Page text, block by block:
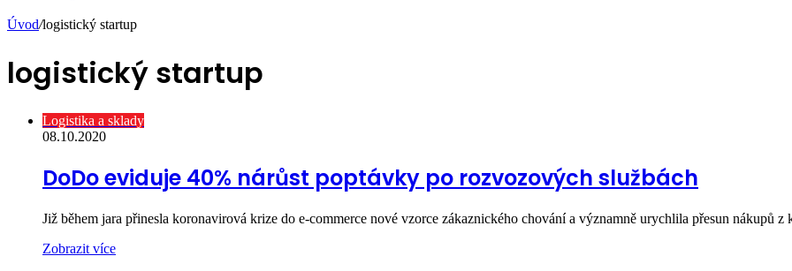
Úvod/logistický startup
logistický startup
Logistika a sklady
08.10.2020
DoDo eviduje 40% nárůst poptávky po rozvozových službách
Již během jara přinesla koronavirová krize do e-commerce nové vzorce zákaznického chování a významně urychlila přesun nákupů
Zobrazit více